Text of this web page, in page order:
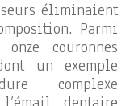
éliminaient
Parmi
couronnes
un exemple
complexe